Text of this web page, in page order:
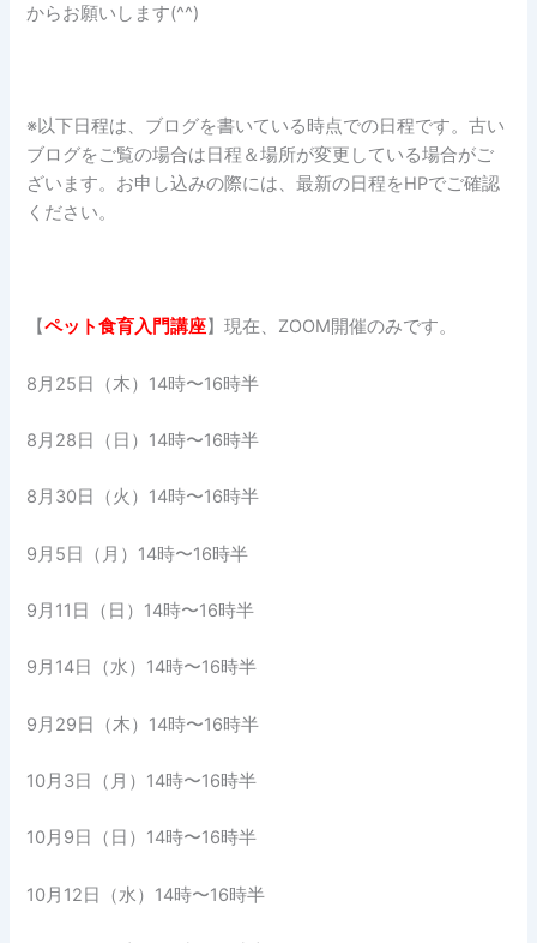
からお願いします(^^)
※以下日程は、ブログを書いている時点での日程です。古い
ブログをご覧の場合は日程＆場所が変更している場合がご
ざいます。お申し込みの際には、最新の日程をHPでご確認
ください。
【ペット食育入門講座】現在、ZOOM開催のみです。
8月25日（木）14時〜16時半
8月28日（日）14時〜16時半
8月30日（火）14時〜16時半
9月5日（月）14時〜16時半
9月11日（日）14時〜16時半
9月14日（水）14時〜16時半
9月29日（木）14時〜16時半
10月3日（月）14時〜16時半
10月9日（日）14時〜16時半
10月12日（水）14時〜16時半